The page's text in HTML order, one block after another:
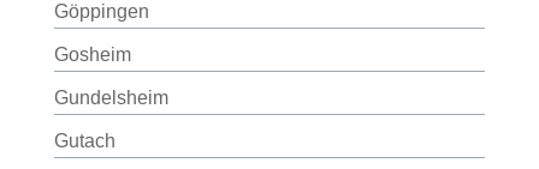
Göppingen
Gosheim
Gundelsheim
Gutach